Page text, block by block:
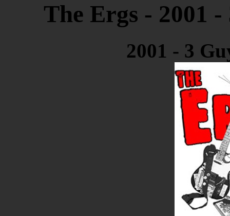
The Ergs - 2001 -
2001 - 3